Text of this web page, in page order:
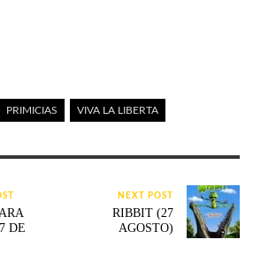
PRIMICIAS VIVA LA LIBERTA
DE
NEXT POST
RIBBIT (27
AGOSTO)